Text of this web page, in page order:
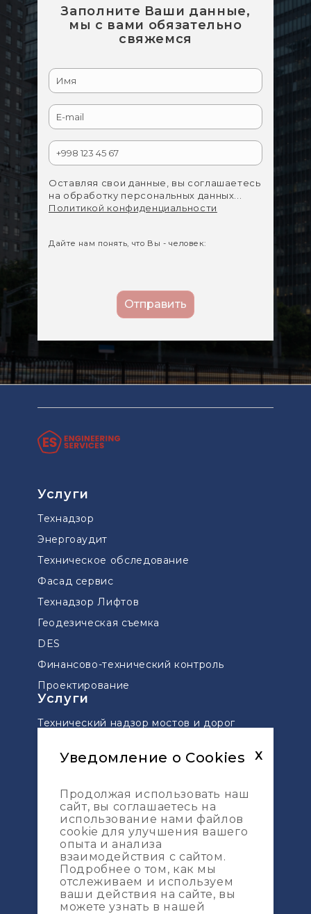
Заполните Ваши данные,
мы с вами обязательно
свяжемся
Оставляя свои данные, вы соглашаетесь
на обработку персональных данных...
Политикой конфиденциальности
Дайте нам понять, что Вы - человек:
Услуги
Технадзор
Энергоаудит
Техническое обследование
Фасад сервис
Технадзор Лифтов
Геодезическая съемка
DES
Финансово-технический контроль
Проектирование
Услуги
Технический надзор мостов и дорог
Сопровождение проектов по ДДУ
Топографическая съемка
Карта сайта
Услуги
Портфолио
О компании
Журнал
Уведомление о Cookies
Продолжая использовать наш
сайт, вы соглашаетесь на
использование нами файлов
cookie для улучшения вашего
опыта и анализа
взаимодействия с сайтом.
Подробнее о том, как мы
отслеживаем и используем
ваши действия на сайте, вы
можете узнать в нашей
X